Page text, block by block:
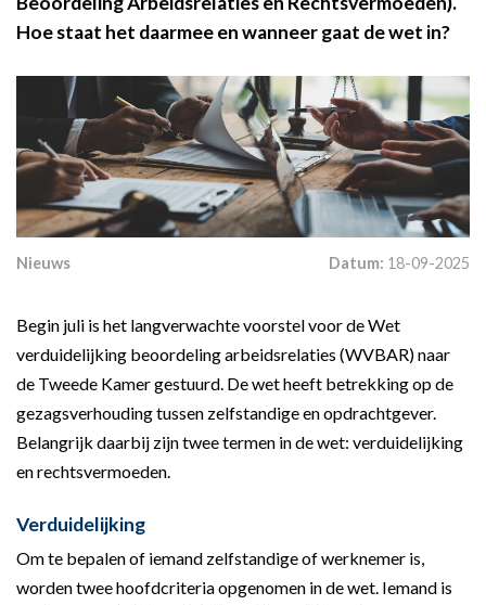
Hoe staat het daarmee en wanneer gaat de wet in?
Nieuws Datum: 18-09-2025
Begin juli is het langverwachte voorstel voor de Wet
verduidelijking beoordeling arbeidsrelaties (WVBAR) naar
de Tweede Kamer gestuurd. De wet heeft betrekking op de
gezagsverhouding tussen zelfstandige en opdrachtgever.
Belangrijk daarbij zijn twee termen in de wet: verduidelijking
en rechtsvermoeden.
Verduidelijking
Om te bepalen of iemand zelfstandige of werknemer is,
worden twee hoofdcriteria opgenomen in de wet. Iemand is